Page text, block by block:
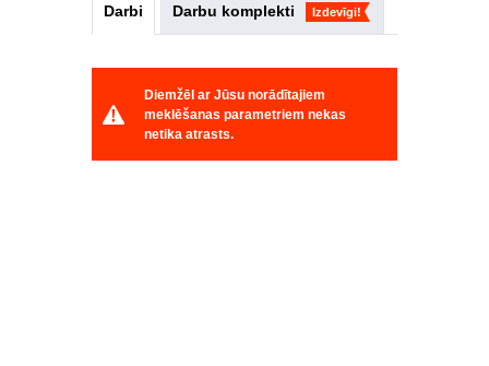
Darbi Darbu komplekti Izdevīgi!
Diemžēl ar Jūsu norādītajiem
meklēšanas parametriem nekas
netika atrasts.